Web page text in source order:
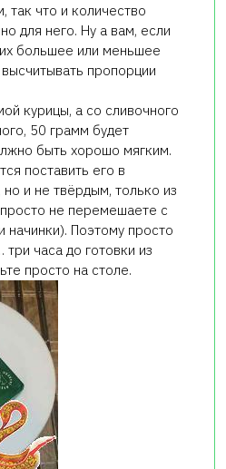
что и количество
для него. Ну а вам, если
большее или меньшее
пропорции
курицы, а со сливочного
50 грамм будет
быть хорошо мягким.
поставить его в
и не твёрдым, только из
не перемешаете с
начинки). Поэтому просто
три часа до готовки из
просто на столе.